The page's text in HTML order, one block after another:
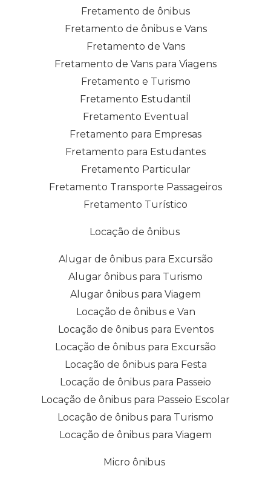
Fretamento de ônibus
Fretamento de ônibus e Vans
Fretamento de Vans
Fretamento de Vans para Viagens
Fretamento e Turismo
Fretamento Estudantil
Fretamento Eventual
Fretamento para Empresas
Fretamento para Estudantes
Fretamento Particular
Fretamento Transporte Passageiros
Fretamento Turístico
Locação de ônibus
Alugar de ônibus para Excursão
Alugar ônibus para Turismo
Alugar ônibus para Viagem
Locação de ônibus e Van
Locação de ônibus para Eventos
Locação de ônibus para Excursão
Locação de ônibus para Festa
Locação de ônibus para Passeio
Locação de ônibus para Passeio Escolar
Locação de ônibus para Turismo
Locação de ônibus para Viagem
Micro ônibus